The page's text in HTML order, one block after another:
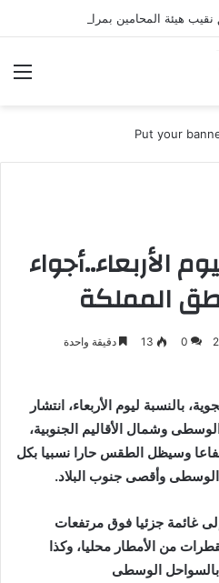
الأربعاء..أجواء
المملكة
0
13 دقيقة واحدة
بالنسبة ليوم الأربعاء، انتشار
وشمال الأقاليم الجنوبية،
وسيظل الطقس حارا نسبيا بكل
وأقصى جنوب البلاد.
غائمة جزئيا فوق مرتفعات
من الأمطار محليا، وكذا
بالسواحل الوسطى